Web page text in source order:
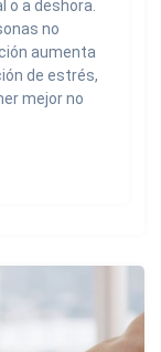
o a deshora.
no
aumenta
de estrés,
mejor no